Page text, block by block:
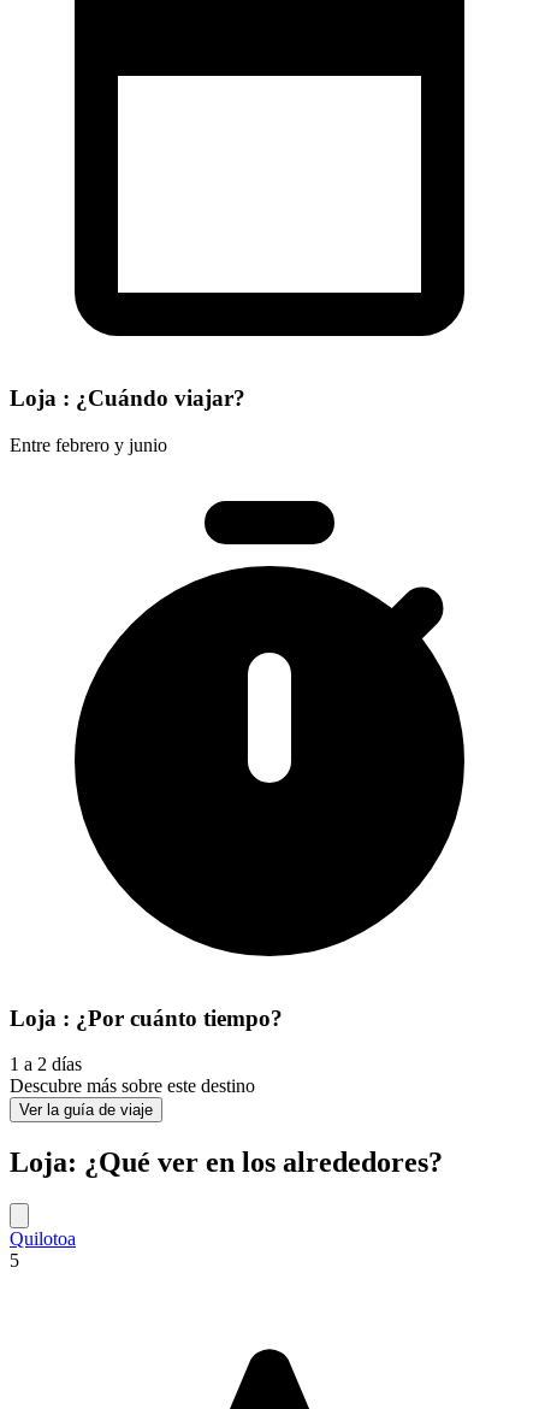
Loja : ¿Cuándo viajar?
Entre febrero y junio
Loja : ¿Por cuánto tiempo?
1 a 2 días
Descubre más sobre este destino
Ver la guía de viaje
Loja: ¿Qué ver en los alrededores?
Quilotoa
5